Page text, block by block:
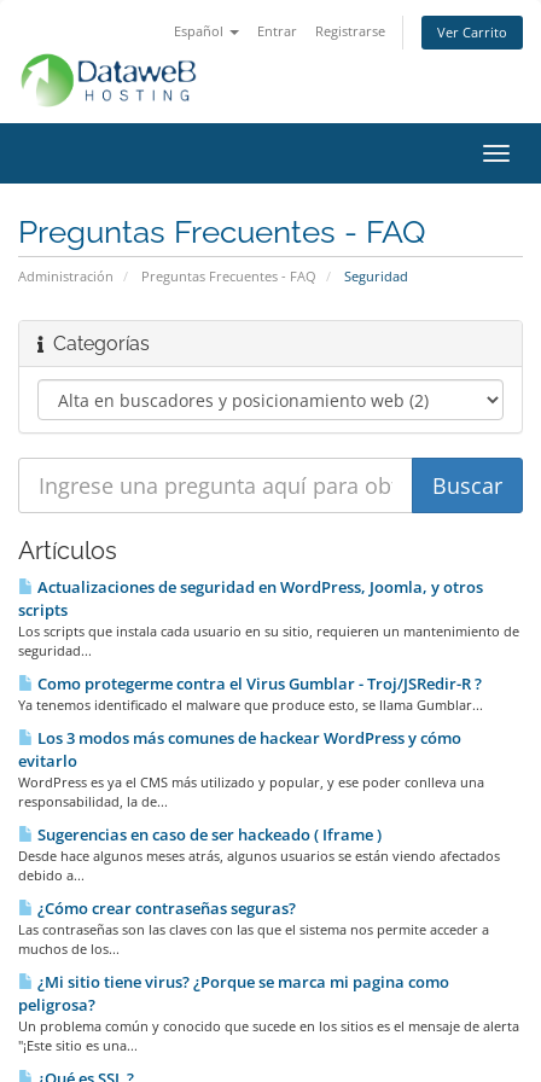
Español Entrar Registrarse Ver Carrito
Preguntas Frecuentes - FAQ
Administración Preguntas Frecuentes - FAQ Seguridad
Categorías
Artículos
Actualizaciones de seguridad en WordPress, Joomla, y otros
scripts
Los scripts que instala cada usuario en su sitio, requieren un mantenimiento de
seguridad...
Como protegerme contra el Virus Gumblar - Troj/JSRedir-R ?
Ya tenemos identificado el malware que produce esto, se llama Gumblar...
Los 3 modos más comunes de hackear WordPress y cómo
evitarlo
WordPress es ya el CMS más utilizado y popular, y ese poder conlleva una
responsabilidad, la de...
Sugerencias en caso de ser hackeado ( Iframe )
Desde hace algunos meses atrás, algunos usuarios se están viendo afectados
debido a...
¿Cómo crear contraseñas seguras?
Las contraseñas son las claves con las que el sistema nos permite acceder a
muchos de los...
¿Mi sitio tiene virus? ¿Porque se marca mi pagina como
peligrosa?
Un problema común y conocido que sucede en los sitios es el mensaje de alerta
"¡Este sitio es una...